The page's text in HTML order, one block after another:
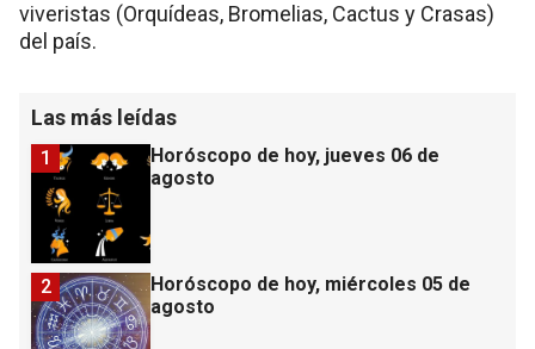
viveristas (Orquídeas, Bromelias, Cactus y Crasas)
del país.
Las más leídas
Horóscopo de hoy, jueves 06 de
agosto
1
Horóscopo de hoy, miércoles 05 de
agosto
2